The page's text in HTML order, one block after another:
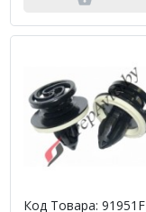
Код Товара: 91951F